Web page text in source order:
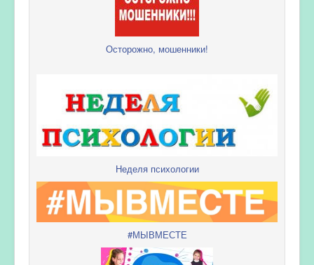
Осторожно, мошенники!
Неделя психологии
#МЫВМЕСТЕ